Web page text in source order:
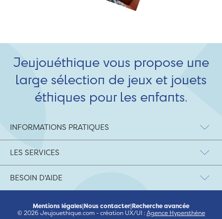
Jeujouéthique vous propose une
large sélection de jeux et jouets
éthiques pour les enfants.
INFORMATIONS PRATIQUES
LES SERVICES
BESOIN D'AIDE
Mentions légales|Nous contacter|Recherche avancée
© 2026 Jeujouethique.com - création UX/UI : Agence Hypersthène